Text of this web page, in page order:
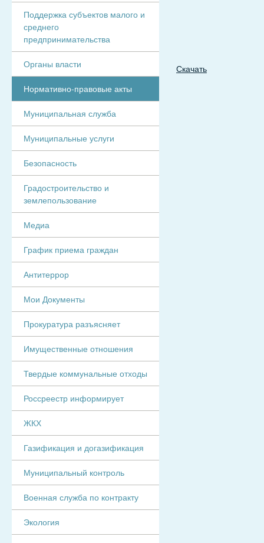
Скачать
Поддержка субъектов малого и
среднего
предпринимательства
Органы власти
Нормативно-правовые акты
Муниципальная служба
Муниципальные услуги
Безопасность
Градостроительство и
землепользование
Медиа
График приема граждан
Антитеррор
Мои Документы
Прокуратура разъясняет
Имущественные отношения
Твердые коммунальные отходы
Россреестр информирует
ЖКХ
Газификация и догазификация
Муниципальный контроль
Военная служба по контракту
Экология